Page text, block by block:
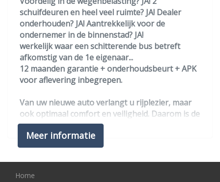
Kleur wit
Mistlampen voor
Parkeersensor achter
Trekhaak
Verwarmde voorruit
Zijschuifdeur rechts
Overige
Aanhanger assistent
schuifdeuren en heel veel ruimte? JA! Dealer
onderhouden? JA! Aantrekkelijk voor de
ondernemer in de binnenstad? JA!
werkelijk waar een schitterende bus betreft
afkomstig van de 1e eigenaar...
12 maanden garantie + onderhoudsbeurt + APK
voor aflevering inbegrepen.
Van uw nieuwe auto verlangt u rijplezier, maar
ook optimaal comfort en veiligheid. Daarom is de
Ford Transit Connect de auto die u zoekt. Deze
auto is bijna nieuw, ondanks dat hij uit 2019
komt; hij heeft slechts 15619 kilometer afgelegd.
Meer informatie
Home